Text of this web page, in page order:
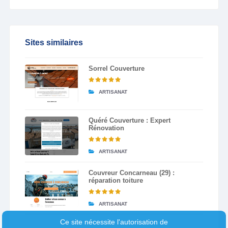
Sites similaires
Sorrel Couverture
ARTISANAT
Quéré Couverture : Expert
Rénovation
ARTISANAT
Couvreur Concarneau (29) :
réparation toiture
ARTISANAT
Ce site nécessite l'autorisation de